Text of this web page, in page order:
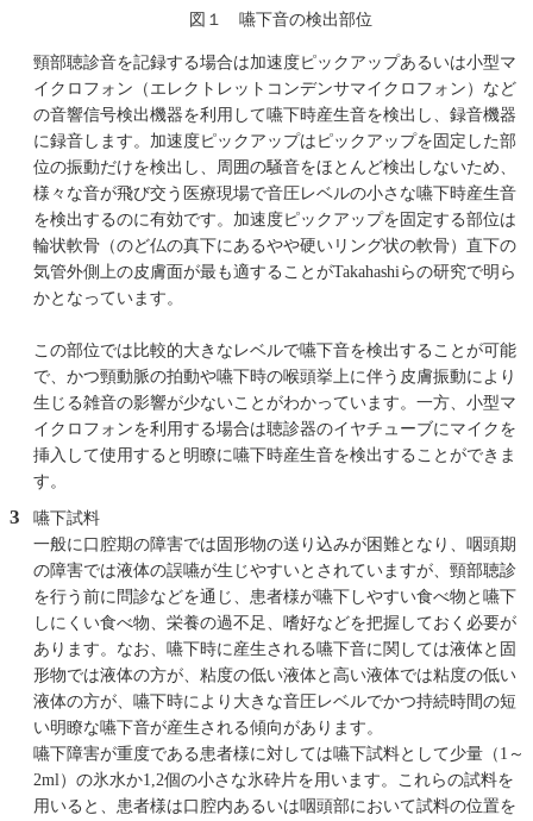
図１ 嚥下音の検出部位
頸部聴診音を記録する場合は加速度ピックアップあるいは小型マ
イクロフォン（エレクトレットコンデンサマイクロフォン）など
の音響信号検出機器を利用して嚥下時産生音を検出し、録音機器
に録音します。加速度ピックアップはピックアップを固定した部
位の振動だけを検出し、周囲の騒音をほとんど検出しないため、
様々な音が飛び交う医療現場で音圧レベルの小さな嚥下時産生音
を検出するのに有効です。加速度ピックアップを固定する部位は
輪状軟骨（のど仏の真下にあるやや硬いリング状の軟骨）直下の
気管外側上の皮膚面が最も適することがTakahashiらの研究で明ら
かとなっています。
この部位では比較的大きなレベルで嚥下音を検出することが可能
で、かつ頸動脈の拍動や嚥下時の喉頭挙上に伴う皮膚振動により
生じる雑音の影響が少ないことがわかっています。一方、小型マ
イクロフォンを利用する場合は聴診器のイヤチューブにマイクを
挿入して使用すると明瞭に嚥下時産生音を検出することができま
す。
嚥下試料
一般に口腔期の障害では固形物の送り込みが困難となり、咽頭期
の障害では液体の誤嚥が生じやすいとされていますが、頸部聴診
を行う前に問診などを通じ、患者様が嚥下しやすい食べ物と嚥下
しにくい食べ物、栄養の過不足、嗜好などを把握しておく必要が
あります。なお、嚥下時に産生される嚥下音に関しては液体と固
形物では液体の方が、粘度の低い液体と高い液体では粘度の低い
液体の方が、嚥下時により大きな音圧レベルでかつ持続時間の短
い明瞭な嚥下音が産生される傾向があります。
嚥下障害が重度である患者様に対しては嚥下試料として少量（1～
2ml）の氷水か1,2個の小さな氷砕片を用います。これらの試料を
用いると、患者様は口腔内あるいは咽頭部において試料の位置を